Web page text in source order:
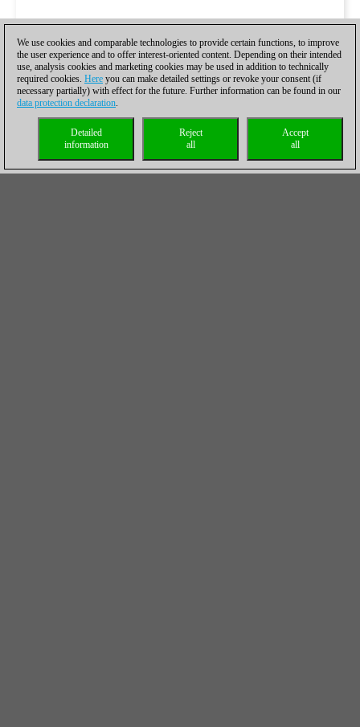
Enlace directo a la retransmisión
Las partidas en directo de la sección absoluta
sub-16
We use cookies and comparable technologies to provide certain functions, to improve
the user experience and to offer interest-oriented content. Depending on their intended
use, analysis cookies and marketing cookies may be used in addition to technically
required cookies. Here you can make detailed settings or revoke your consent (if
necessary partially) with effect for the future. Further information can be found in our
data protection declaration.
Accept
all
Reject
all
Detailed
information